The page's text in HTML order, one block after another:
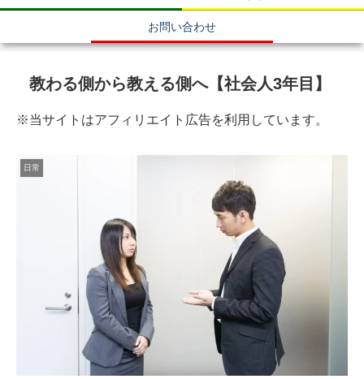
お問い合わせ
教わる側から教える側へ【社会人3年目】
※当サイトはアフィリエイト広告を利用しています。
日常